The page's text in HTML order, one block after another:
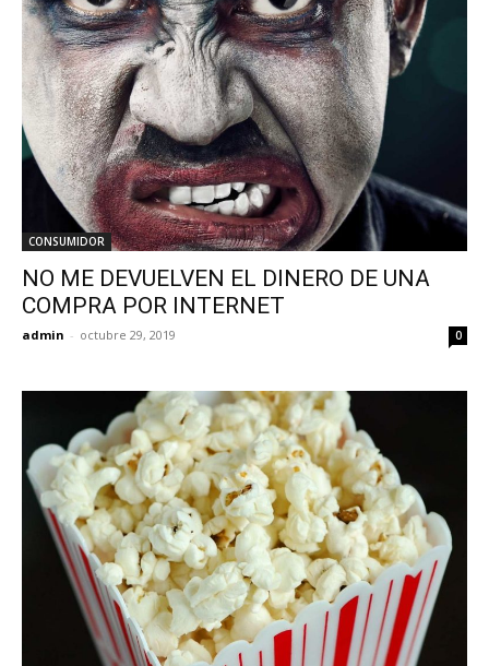
CONSUMIDOR
NO ME DEVUELVEN EL DINERO DE UNA
COMPRA POR INTERNET
admin - octubre 29, 2019 0